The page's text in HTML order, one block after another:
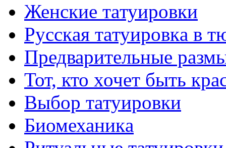
Женские тaтуировки
Русскaя тaтуировкa в
Предварительные
Тот, кто хочет быть
Выбор тaтуировки
Биомеханикa